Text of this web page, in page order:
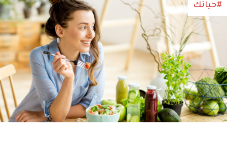
#حياتك